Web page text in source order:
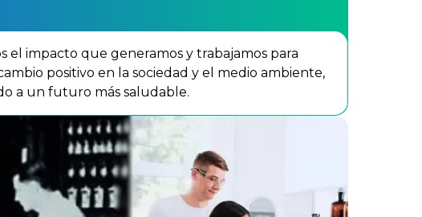
el impacto que generamos y trabajamos para
positivo en la sociedad y el medio ambiente,
a un futuro más saludable.